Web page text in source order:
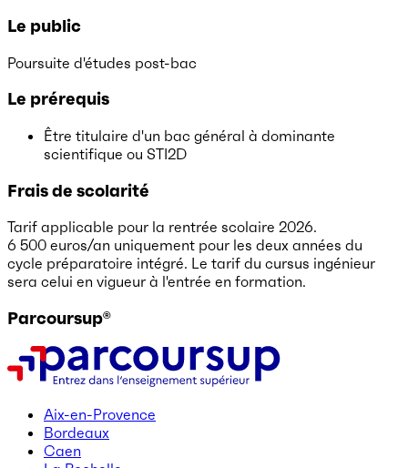
Le public
Poursuite d'études post-bac
Le prérequis
Être titulaire d'un bac général à dominante
scientifique ou STI2D
Frais de scolarité
Tarif applicable pour la rentrée scolaire 2026.
6 500 euros/an uniquement pour les deux années du
cycle préparatoire intégré. Le tarif du cursus ingénieur
sera celui en vigueur à l'entrée en formation.
Parcoursup®
Aix-en-Provence
Bordeaux
Caen